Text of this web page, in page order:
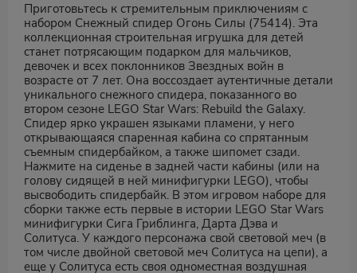
Приготовьтесь к стремительным приключениям с
набором Снежный спидер Огонь Силы (75414). Эта
коллекционная строительная игрушка для детей
станет потрясающим подарком для мальчиков,
девочек и всех поклонников Звездных войн в
возрасте от 7 лет. Она воссоздает аутентичные детали
уникального снежного спидера, показанного во
втором сезоне LEGO Star Wars: Rebuild the Galaxy.
Спидер ярко украшен языками пламени, у него
открывающаяся спаренная кабина со спрятанным
съемным спидербайком, а также шипомет сзади.
Нажмите на сиденье в задней части кабины (или на
голову сидящей в ней минифигурки LEGO), чтобы
высвободить спидербайк. В этом игровом наборе для
сборки также есть первые в истории LEGO Star Wars
минифигурки Сига Гриблинга, Дарта Дэва и
Солитуса. У каждого персонажа свой световой меч (в
том числе двойной световой меч Солитуса на цепи), а
еще у Солитуса есть своя одноместная воздушная